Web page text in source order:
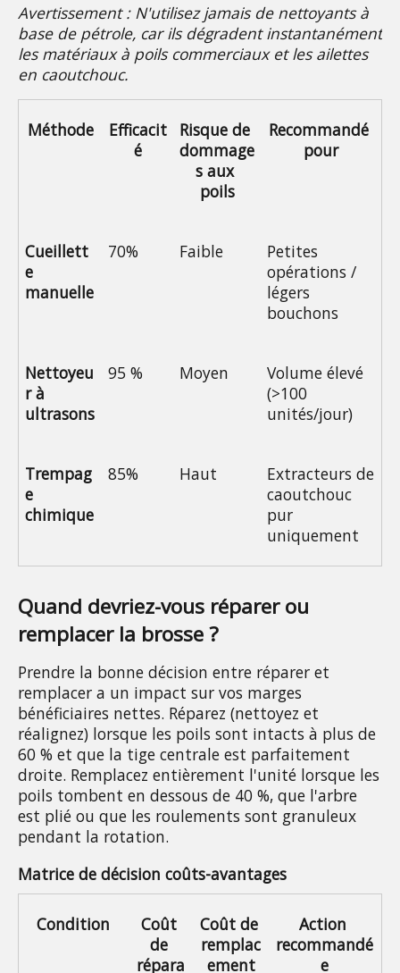
Avertissement : N'utilisez jamais de nettoyants à
base de pétrole, car ils dégradent instantanément
les matériaux à poils commerciaux et les ailettes
en caoutchouc.
Méthode
Efficacit
é
Risque de
dommage
s aux
poils
Recommandé
pour
Cueillett
e
manuelle
70% Faible
Petites
opérations /
légers
bouchons
Nettoyeu
r à
ultrasons
95 % Moyen
Volume élevé
(>100
unités/jour)
Trempag
e
chimique
85% Haut
Extracteurs de
caoutchouc
pur
uniquement
Quand devriez-vous réparer ou
remplacer la brosse ?
Prendre la bonne décision entre réparer et
remplacer a un impact sur vos marges
bénéficiaires nettes. Réparez (nettoyez et
réalignez) lorsque les poils sont intacts à plus de
60 % et que la tige centrale est parfaitement
droite. Remplacez entièrement l'unité lorsque les
poils tombent en dessous de 40 %, que l'arbre
est plié ou que les roulements sont granuleux
pendant la rotation.
Matrice de décision coûts-avantages
Condition
Coût
de
répara
Coût de
remplac
ement
Action
recommandé
e